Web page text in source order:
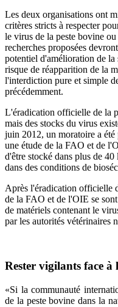
Les deux organisations ont
critères stricts à respecter
le virus de la peste bovine
recherches proposées
potentiel d'amélioration de la
risque de réapparition de la
l'interdiction pure et simple
précédemment.
L'éradication officielle de la
mais des stocks du virus
juin 2012, un moratoire a
une étude de la FAO et de
d'être stocké dans plus de
dans des conditions de
Après l'éradication officielle
de la FAO et de l'OIE se
de matériels contenant le
par les autorités vétérinaires
Rester vigilants face à
«Si la communauté
de la peste bovine dans la